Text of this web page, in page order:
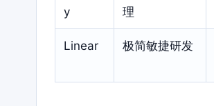
y
理
Linear 极简敏捷研发